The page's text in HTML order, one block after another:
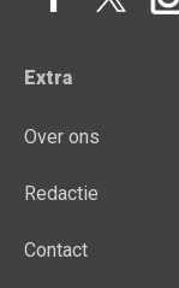
Extra
Over ons
Redactie
Contact